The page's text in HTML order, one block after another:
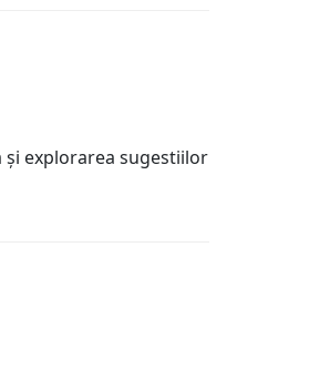
explorarea sugestiilor